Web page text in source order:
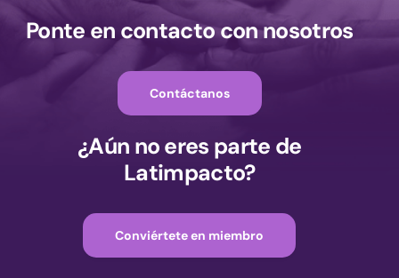
Ponte en contacto con nosotros
Contáctanos
¿Aún no eres parte de
Latimpacto?
Conviértete en miembro